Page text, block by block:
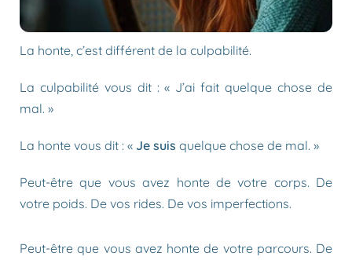
La honte, c’est différent de la culpabilité.
La culpabilité vous dit : « J’ai fait quelque chose de
mal. »
La honte vous dit : « Je suis quelque chose de mal. »
Peut-être que vous avez honte de votre corps. De
votre poids. De vos rides. De vos imperfections.
Peut-être que vous avez honte de votre parcours. De